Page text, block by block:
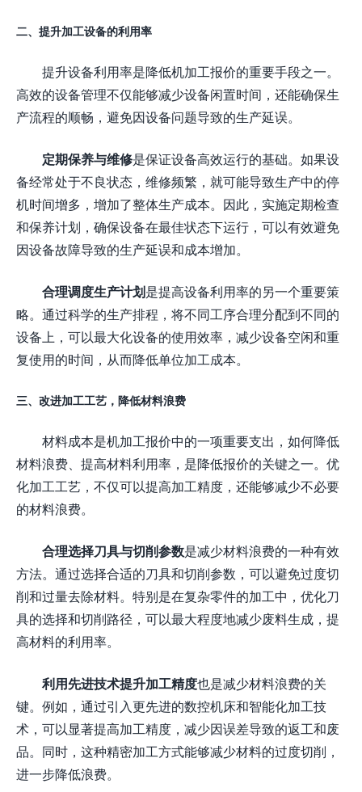
二、提升加工设备的利用率
提升设备利用率是降低机加工报价的重要手段之一。
高效的设备管理不仅能够减少设备闲置时间，还能确保生
产流程的顺畅，避免因设备问题导致的生产延误。
定期保养与维修是保证设备高效运行的基础。如果设
备经常处于不良状态，维修频繁，就可能导致生产中的停
机时间增多，增加了整体生产成本。因此，实施定期检查
和保养计划，确保设备在最佳状态下运行，可以有效避免
因设备故障导致的生产延误和成本增加。
合理调度生产计划是提高设备利用率的另一个重要策
略。通过科学的生产排程，将不同工序合理分配到不同的
设备上，可以最大化设备的使用效率，减少设备空闲和重
复使用的时间，从而降低单位加工成本。
三、改进加工工艺，降低材料浪费
材料成本是机加工报价中的一项重要支出，如何降低
材料浪费、提高材料利用率，是降低报价的关键之一。优
化加工工艺，不仅可以提高加工精度，还能够减少不必要
的材料浪费。
合理选择刀具与切削参数是减少材料浪费的一种有效
方法。通过选择合适的刀具和切削参数，可以避免过度切
削和过量去除材料。特别是在复杂零件的加工中，优化刀
具的选择和切削路径，可以最大程度地减少废料生成，提
高材料的利用率。
利用先进技术提升加工精度也是减少材料浪费的关
键。例如，通过引入更先进的数控机床和智能化加工技
术，可以显著提高加工精度，减少因误差导致的返工和废
品。同时，这种精密加工方式能够减少材料的过度切削，
进一步降低浪费。